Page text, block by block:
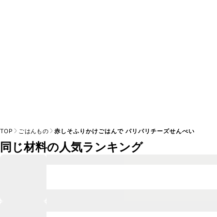
TOP ごはんもの 赤しそふりかけごはんで パリパリチーズせんべい
同じ材料の人気ランキング